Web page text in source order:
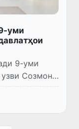
уми
9-уми
Созмони
Аз
муовини